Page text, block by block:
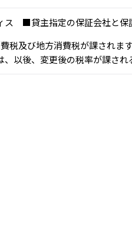
■貸主指定の保証会社と保
税及び地方消費税が課されます
以後、変更後の税率が課され